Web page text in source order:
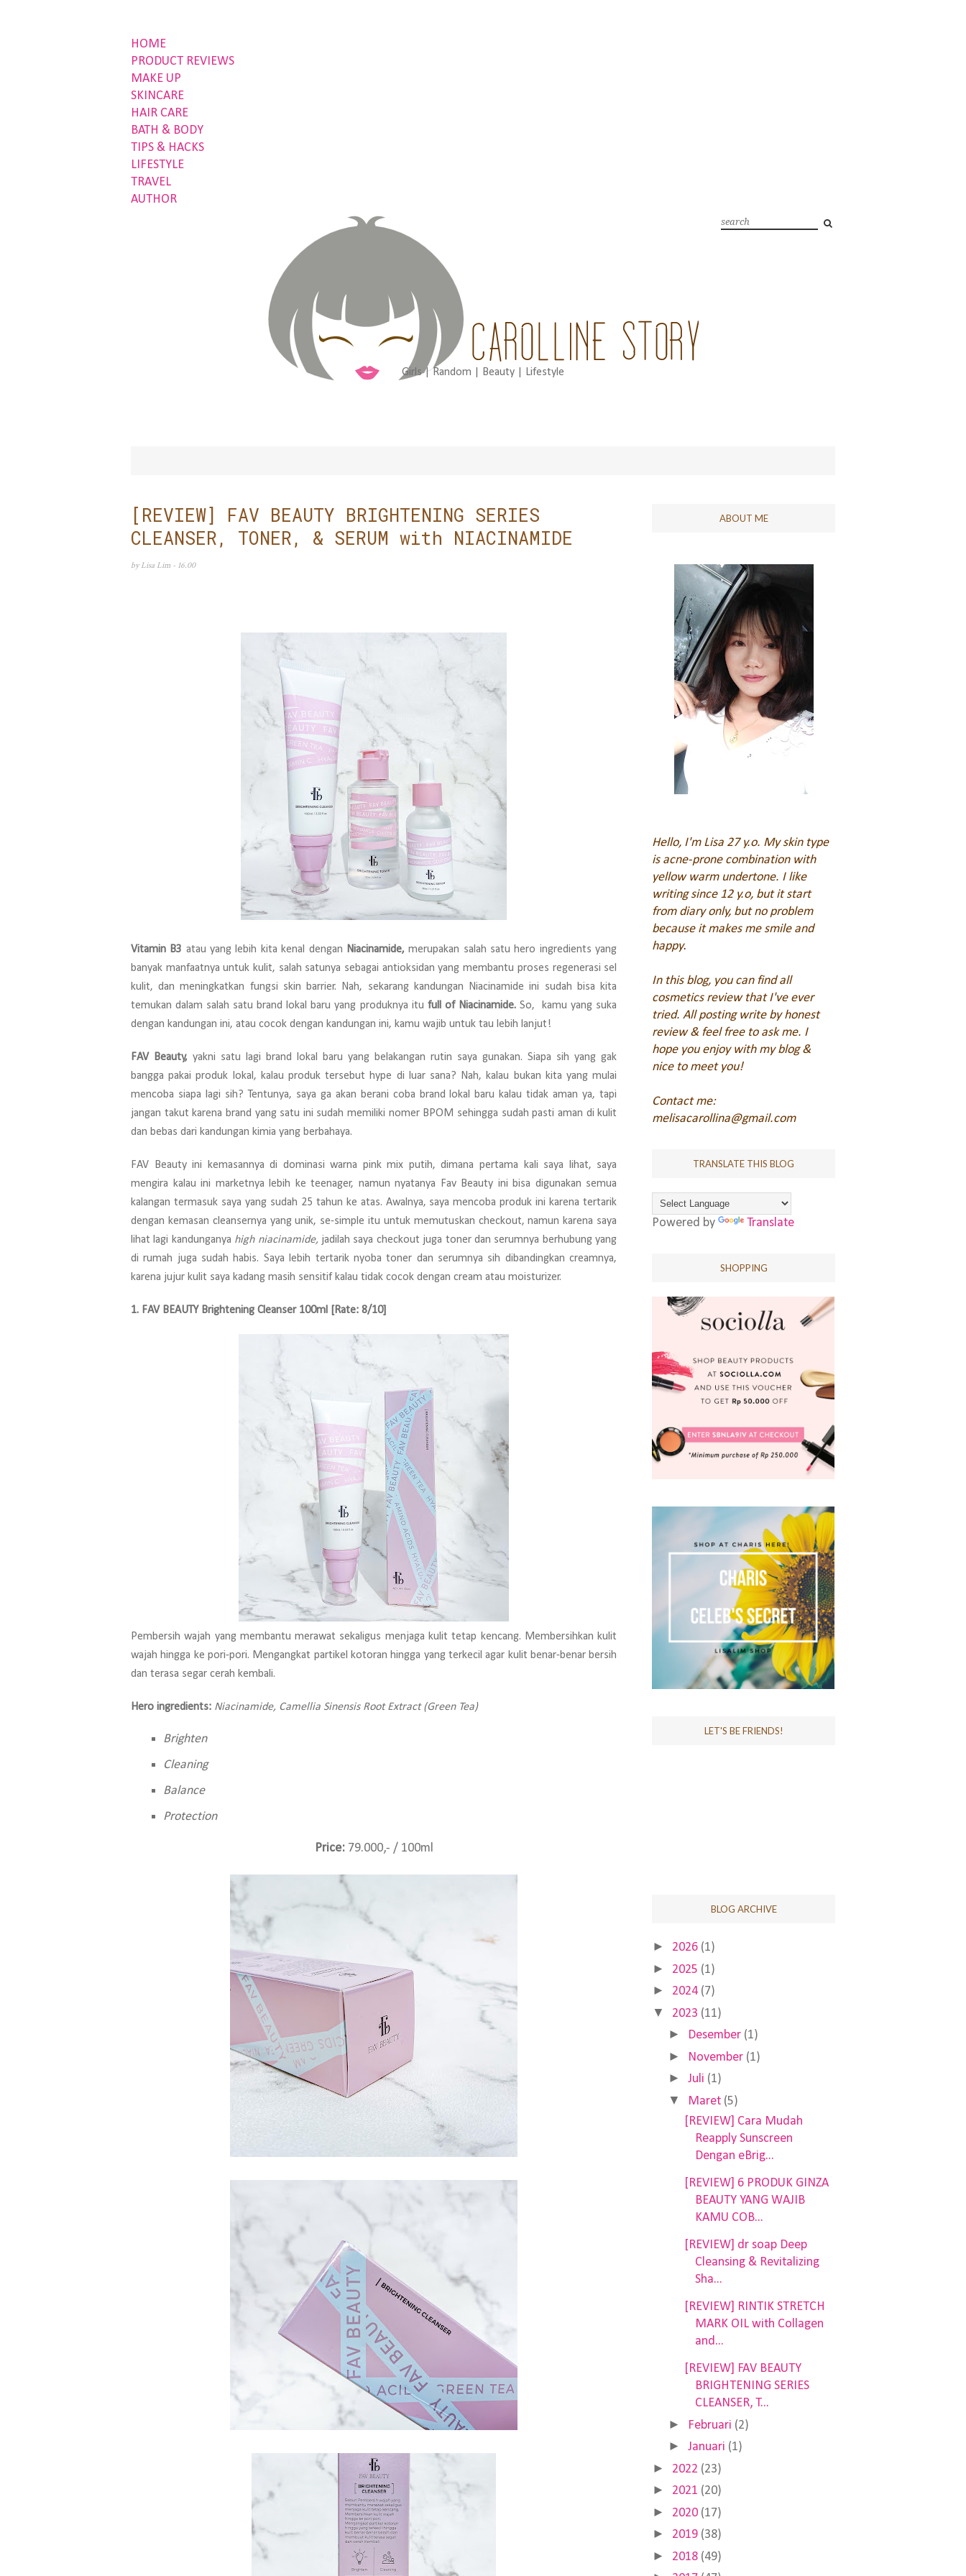
HOME
PRODUCT REVIEWS
MAKE UP
SKINCARE
HAIR CARE
BATH & BODY
TIPS & HACKS
LIFESTYLE
TRAVEL
AUTHOR
Girls | Random | Beauty | Lifestyle
[REVIEW] FAV BEAUTY BRIGHTENING SERIES
CLEANSER, TONER, & SERUM with NIACINAMIDE
by Lisa Lim - 16.00
Vitamin B3 atau yang lebih kita kenal dengan Niacinamide, merupakan salah satu hero ingredients yang
banyak manfaatnya untuk kulit, salah satunya sebagai antioksidan yang membantu proses regenerasi sel
kulit, dan meningkatkan fungsi skin barrier. Nah, sekarang kandungan Niacinamide ini sudah bisa kita
temukan dalam salah satu brand lokal baru yang produknya itu full of Niacinamide.So, kamu yang suka
dengan kandungan ini, atau cocok dengan kandungan ini, kamu wajib untuk tau lebih lanjut!
FAV Beauty, yakni satu lagi brand lokal baru yang belakangan rutin saya gunakan. Siapa sih yang gak
bangga pakai produk lokal, kalau produk tersebut hype di luar sana? Nah, kalau bukan kita yang mulai
mencoba siapa lagi sih? Tentunya, saya ga akan berani coba brand lokal baru kalau tidak aman ya, tapi
jangan takut karena brand yang satu ini sudah memiliki nomer BPOM sehingga sudah pasti aman di kulit
dan bebas dari kandungan kimia yang berbahaya.
FAV Beauty ini kemasannya di dominasi warna pink mix putih, dimana pertama kali saya lihat, saya
mengira kalau ini marketnya lebih ke teenager, namun nyatanya Fav Beauty ini bisa digunakan semua
kalangan termasuk saya yang sudah 25 tahun ke atas. Awalnya, saya mencoba produk ini karena tertarik
dengan kemasan cleansernya yang unik, se-simple itu untuk memutuskan checkout, namun karena saya
lihat lagi kandunganya high niacinamide, jadilah saya checkout juga toner dan serumnya berhubung yang
di rumah juga sudah habis. Saya lebih tertarik nyoba toner dan serumnya sih dibandingkan creamnya,
karena jujur kulit saya kadang masih sensitif kalau tidak cocok dengan cream atau moisturizer.
1. FAV BEAUTY Brightening Cleanser 100ml [Rate: 8/10]
Pembersih wajah yang membantu merawat sekaligus menjaga kulit tetap kencang. Membersihkan kulit
wajah hingga ke pori-pori. Mengangkat partikel kotoran hingga yang terkecil agar kulit benar-benar bersih
dan terasa segar cerah kembali.
Hero ingredients: Niacinamide, Camellia Sinensis Root Extract (Green Tea)
Brighten
Cleaning
Balance
Protection
Price:79.000,- / 100ml
ABOUT ME
Hello, I'm Lisa 27 y.o. My skin type
is acne-prone combination with
yellow warm undertone. I like
writing since 12 y.o, but it start
from diary only, but no problem
because it makes me smile and
happy.
In this blog, you can find all
cosmetics review that I've ever
tried. All posting write by honest
review & feel free to ask me. I
hope you enjoy with my blog &
nice to meet you!
Contact me:
melisacarollina@gmail.com
TRANSLATE THIS BLOG
Powered by Translate
SHOPPING
LET'S BE FRIENDS!
BLOG ARCHIVE
► 2026 (1)
► 2025 (1)
► 2024 (7)
▼ 2023 (11)
► Desember (1)
► November (1)
► Juli (1)
▼ Maret (5)
[REVIEW] Cara Mudah
Reapply Sunscreen
Dengan eBrig...
[REVIEW] 6 PRODUK GINZA
BEAUTY YANG WAJIB
KAMU COB...
[REVIEW] dr soap Deep
Cleansing & Revitalizing
Sha...
[REVIEW] RINTIK STRETCH
MARK OIL with Collagen
and...
[REVIEW] FAV BEAUTY
BRIGHTENING SERIES
CLEANSER, T...
► Februari (2)
► Januari (1)
► 2022 (23)
► 2021 (20)
► 2020 (17)
► 2019 (38)
► 2018 (49)